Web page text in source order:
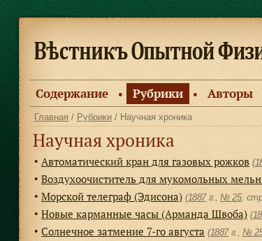
Содержание ● Рубрики ● Авторы
Главная / Рубрики / Научная хроника
Научная хроника
● Автоматический кран для газовых рожков (
● Воздухоочиститель для мукомольных
● Морской телеграф (Эдисона) (1887г.,№ 25,
● Новые карманные часы (Арманда Швоба) (
● Солнечное затмение 7-го августа (1887г.,№